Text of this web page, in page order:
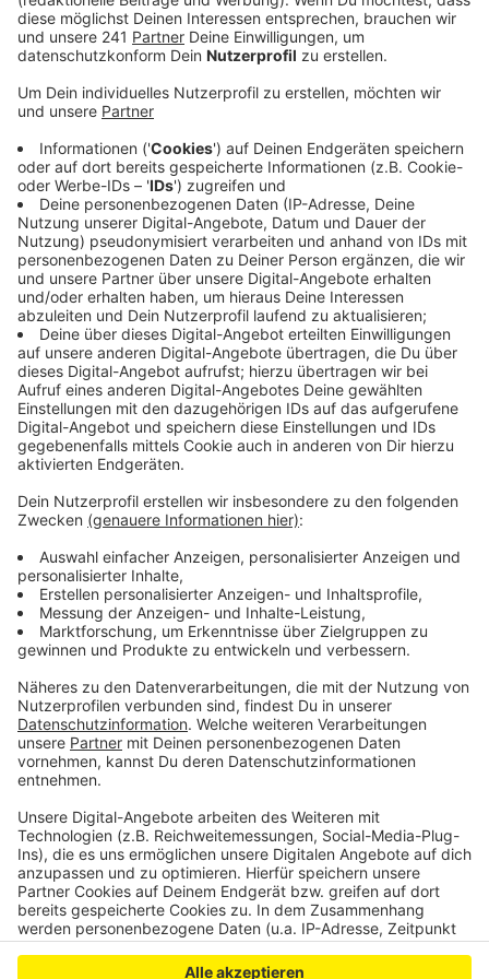
Anzeige
Anzeige
die Bahn zum ersten Mal aufgebaut und da war die
Nachfrage so groß, dass die Stadt das Angebot
verlängert hat.Und das zeigt sich auch in diesem Jahr,
dann werden ab dem 14. November nämlich direkt
zwei Bahnen aufgebaut. Sie stehen dieses Mal aber
nicht mehr am Markt, sondern laut Stadt auf dem
Platz am Gardebrunnen. Drumherum werden Buden mit
Glühwein, Reibekuchen und ein Kinderkarussell
aufgebaut. Die Bahnen können Montag bis Samstag
von 14 bis 21 Uhr bespielt werden. Sonntags ist schon
um 20 Uhr Schluss. Die Preise sind dabei gestaffelt.
Den Link zur Buchung, Preisen und Verfügbarkeiten
gibt es hier.
Anzeige
©Stadt Euskirchen
Das Plakat zur Aktion
Anzeige
Anzeige